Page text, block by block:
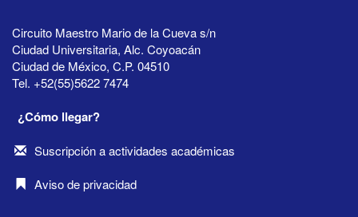
Circuito Maestro Mario de la Cueva s/n
Ciudad Universitaria, Alc. Coyoacán
Ciudad de México, C.P. 04510
Tel. +52(55)5622 7474
¿Cómo llegar?
Suscripción a actividades académicas
Aviso de privacidad